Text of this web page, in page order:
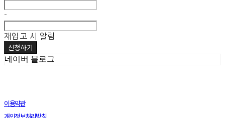
-
재입고 시 알림
신청하기
네이버 블로그
이용약관